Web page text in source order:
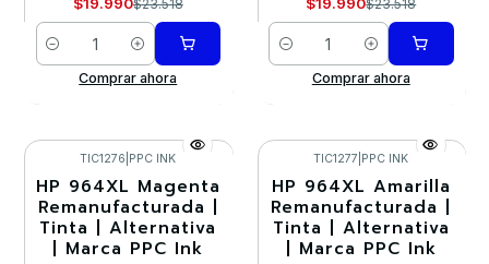
$23.518
Cantidad
Comprar ahora
$23.518
Cantidad
Comprar ahora
-15%
TIC1276 PPC INK
HP 964XL Magenta
Remanufacturada |
Tinta | Alternativa
| Marca PPC Ink
-15%
TIC1277 PPC INK
HP 964XL Amarilla
Remanufacturada |
Tinta | Alternativa
| Marca PPC Ink